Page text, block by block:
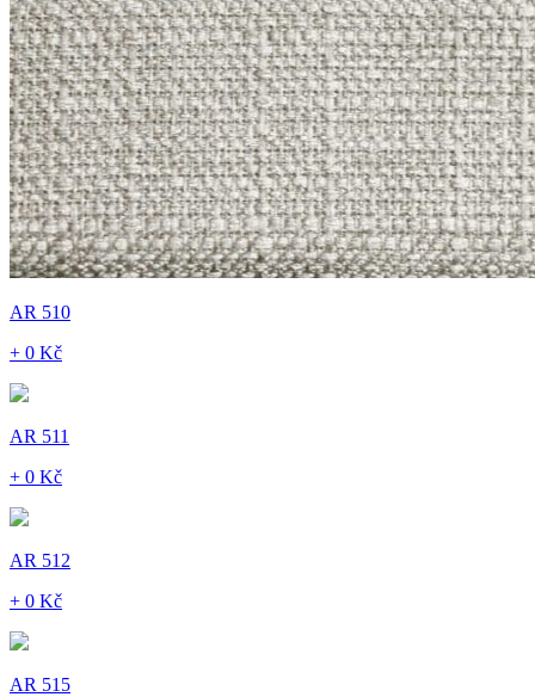
AR 510
+ 0 Kč
AR 511
+ 0 Kč
AR 512
+ 0 Kč
AR 515